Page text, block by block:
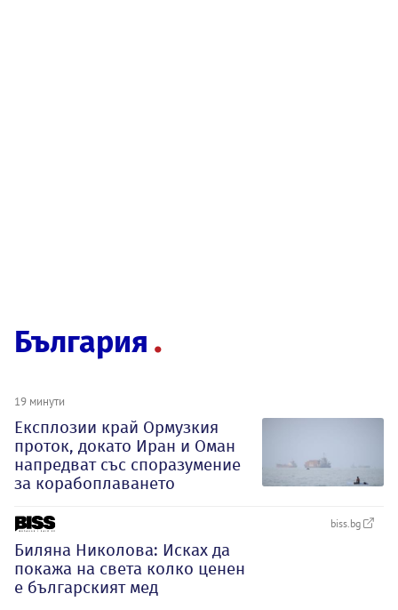
България
19 минути
Експлозии край Ормузкия
проток, докато Иран и Оман
напредват със споразумение
за корабоплаването
biss.bg
Биляна Николова: Исках да
покажа на света колко ценен
е българският мед